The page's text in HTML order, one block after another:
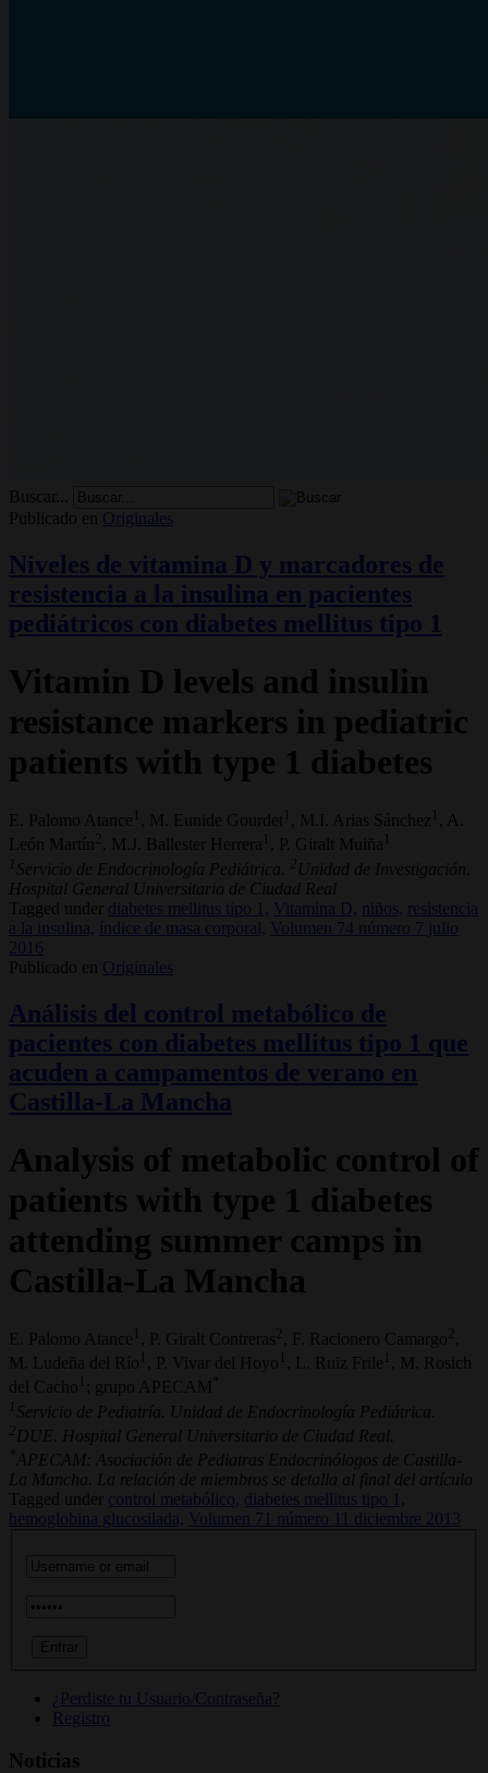
Buscar...
Publicado en
Originales
Niveles de vitamina D y marcadores de
resistencia a la insulina en pacientes
pediátricos con diabetes mellitus tipo 1
Vitamin D levels and insulin
resistance markers in pediatric
patients with type 1 diabetes
E. Palomo Atance 1 , M. Eunide Gourdet 1 , M.I. Arias Sánchez 1
, A.
León Martín
, M.J. Ballester Herrera 1 , P. Giralt Muiña 1
1 Servicio de Endocrinología Pediátrica. 2 Unidad de Investigación.
Hospital General Universitario de Ciudad Real
Tagged under
diabetes mellitus tipo 1, Vitamina D, niños,
resistencia
a la insulina,
índice de masa corporal,
Volumen 74 número 7 julio
2016
Publicado en
Originales
Análisis del control metabólico de
pacientes con diabetes mellitus tipo 1 que
acuden a campamentos de verano en
Castilla-La Mancha
Analysis of metabolic control of
patients with type 1 diabetes
attending summer camps in
Castilla-La Mancha
E. Palomo Atance 1 , P. Giralt Contreras , F. Racionero Camargo
M. Ludeña del Río 1 , P. Vivar del Hoyo 1 , L. Ruiz Frile 1
, M. Rosich
del Cacho 1 ; grupo APECAM *
1 Servicio de Pediatría. Unidad de Endocrinología Pediátrica.
2 DUE. Hospital General Universitario de Ciudad Real.
* APECAM: Asociación de Pediatras Endocrinólogos de Castilla-
La Mancha. La relación de miembros se detalla al final del artículo
Tagged under
control metabólico, diabetes mellitus tipo 1,
hemoglobina glucosilada,
Volumen 71 número 11 diciembre 2013
¿Perdiste tu Usuario/Contraseña?
Registro
Noticias